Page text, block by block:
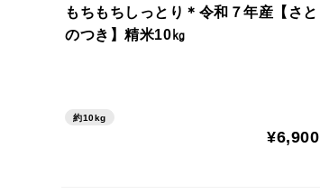
もちもちしっとり＊令和７年産【さと
のつき】精米10㎏
約10kg
¥6,900